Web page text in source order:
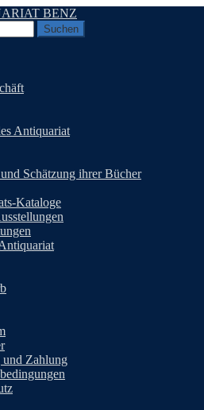
BENZ
Suchen
Antiquariat
Schätzung ihrer Bücher
Kataloge
Zahlung